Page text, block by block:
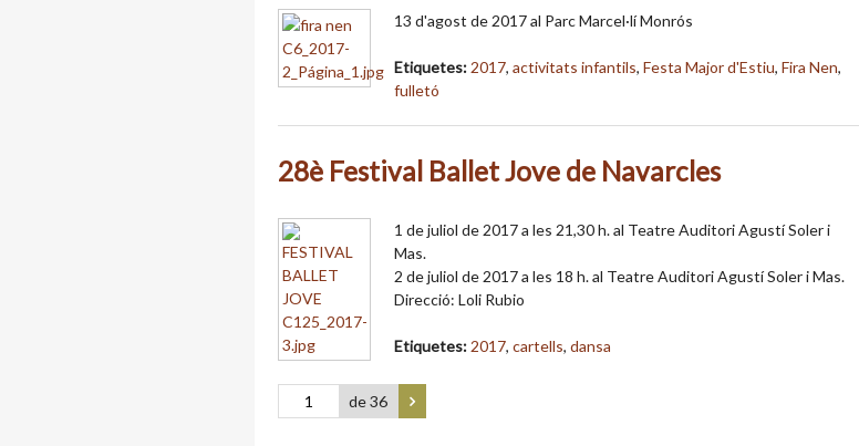
13 d'agost de 2017 al Parc Marcel·lí Monrós
Etiquetes: 2017, activitats infantils, Festa Major d'Estiu, Fira Nen,
fulletó
28è Festival Ballet Jove de Navarcles
1 de juliol de 2017 a les 21,30 h. al Teatre Auditori Agustí Soler i
Mas.
2 de juliol de 2017 a les 18 h. al Teatre Auditori Agustí Soler i Mas.
Direcció: Loli Rubio
Etiquetes: 2017, cartells, dansa
de 36